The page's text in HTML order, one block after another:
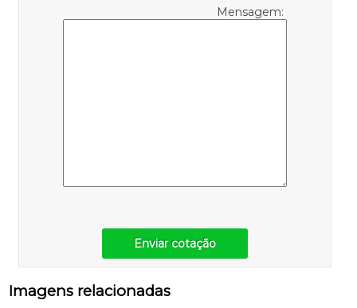
Mensagem:
Enviar cotação
Imagens relacionadas